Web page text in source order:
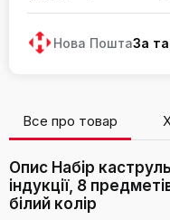
Нова ПоштаЗа
Все про товар
Опис Набір
індукції, 8
білий колір